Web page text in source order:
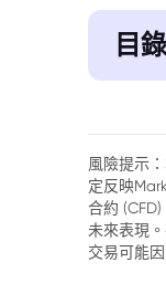
目錄
風險提示
定反映
合約
未來表現
交易可能